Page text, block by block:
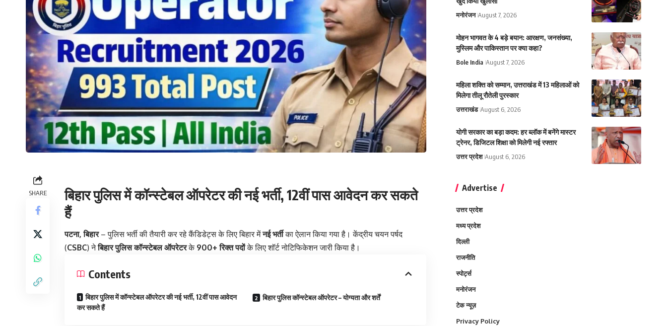
SHARE
बिहार पुलिस में कॉन्स्टेबल ऑपरेटर की नई भर्ती, 12वीं पास आवेदन कर सकते
हैं
पटना, बिहार– पुलिस भर्ती की तैयारी कर रहे कैंडिडेट्स के लिए बिहार मेंनई भर्तीका ऐलान किया गया है। केंद्रीय चयन पर्षद
(CSBC) नेबिहार पुलिस कॉन्स्टेबल ऑपरेटरके 900+ रिक्त पदोंके लिए शॉर्ट नोटिफिकेशन जारी किया है।
Contents
बिहार पुलिस में कॉन्स्टेबल ऑपरेटर की नई भर्ती, 12वीं पास आवेदन
कर सकते हैं
बिहार पुलिस कॉन्स्टेबल ऑपरेटर – योग्यता और शर्तें
मनोरंजन August 7, 2026
मोहन भागवत के 4 बड़े बयान: आरक्षण, जनसंख्या,
मुस्लिम और पाकिस्तान पर क्या कहा?
Bole India August 7, 2026
महिला शक्ति को सम्मान, उत्तराखंड में 13 महिलाओं को
मिलेगा तीलू रौतेली पुरस्कार
उत्तराखंड August 6, 2026
योगी सरकार का बड़ा कदम: हर ब्लॉक में बनेंगे मास्टर
ट्रेनर, डिजिटल शिक्षा को मिलेगी नई रफ्तार
उत्तर प्रदेश August 6, 2026
Advertise
उत्तर प्रदेश
मध्य प्रदेश
दिल्ली
राजनीति
स्पोर्ट्स
मनोरंजन
टेक न्यूज़
Privacy Policy